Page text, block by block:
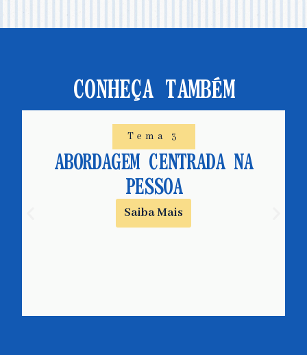
CONHEÇA TAMBÉM
Tema 3
ABORDAGEM CENTRADA NA
PESSOA
Saiba Mais